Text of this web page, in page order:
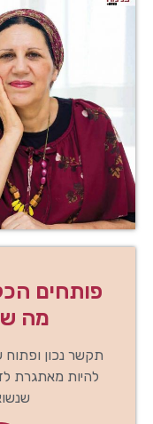
פותחים
מה
תקשר נכון ופתוח
להיות מאתגרת